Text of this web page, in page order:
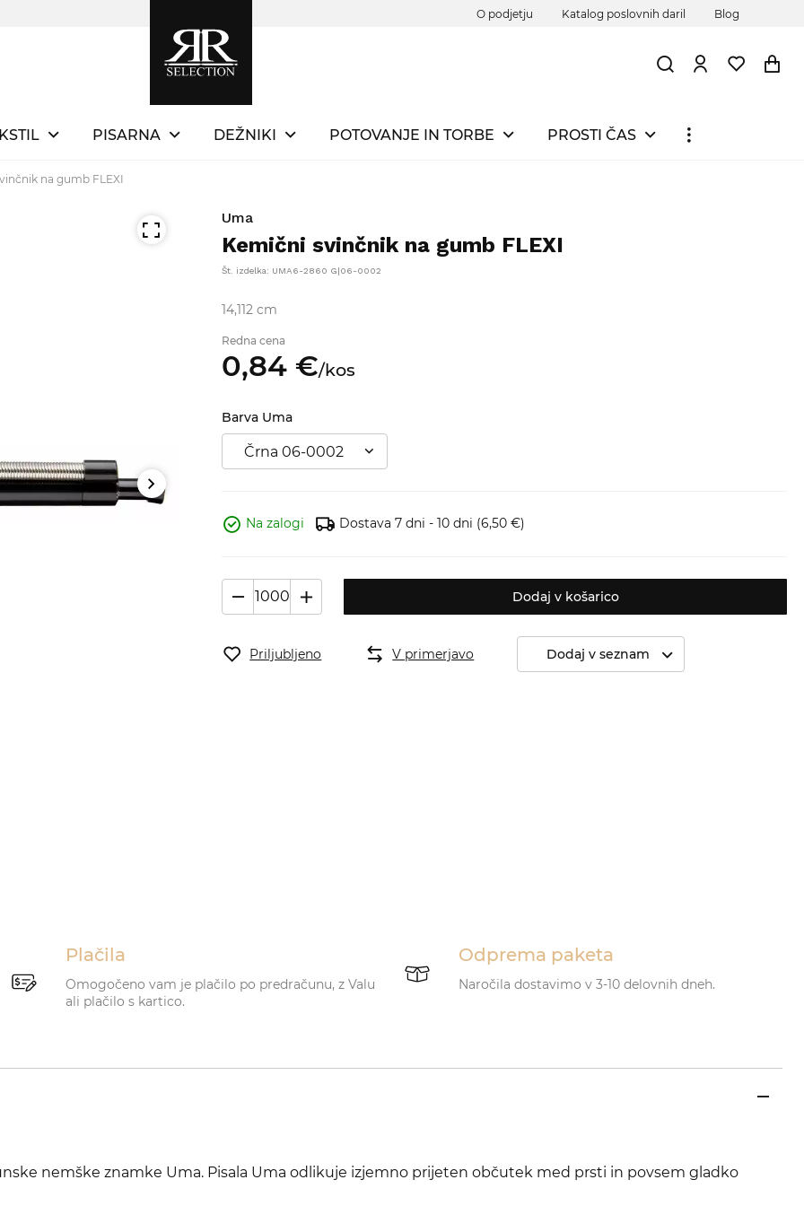
O podjetju Katalog poslovnih daril Blog
PISARNA DEŽNIKI POTOVANJE IN TORBE PROSTI ČAS
na gumb FLEXI
Uma
Kemični svinčnik na gumb FLEXI
Št. izdelka: UMA6-2860 G|06-0002
14,112 cm
Redna cena
0,84 €/kos
Barva Uma
Črna 06-0002
Na zalogi Dostava 7 dni - 10 dni (6,50 €)
Dodaj v košarico
Priljubljeno V primerjavo Dodaj v seznam
Plačila
Omogočeno vam je plačilo po predračunu, z Valu
ali plačilo s kartico.
Odprema paketa
Naročila dostavimo v 3-10 delovnih dneh.
nemške znamke Uma. Pisala Uma odlikuje izjemno prijeten občutek med prsti in povsem gladko